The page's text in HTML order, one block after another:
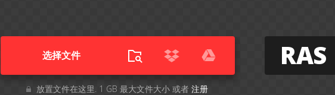
选择文件
放置文件在这里. 1 GB 最大文件大小 或者 注册
RAS